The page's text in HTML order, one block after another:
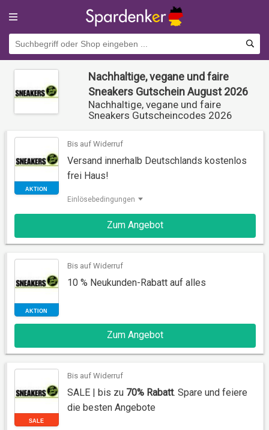
Nachhaltige, vegane und faire
Sneakers Gutschein August 2026
Nachhaltige, vegane und faire
Sneakers Gutscheincodes 2026
Bis auf Widerruf
Versand innerhalb Deutschlands kostenlos
frei Haus!
Einlösebedingungen
Zum Angebot
Bis auf Widerruf
10 % Neukunden-Rabatt auf alles
Zum Angebot
Bis auf Widerruf
SALE | bis zu 70% Rabatt. Spare und feiere
die besten Angebote